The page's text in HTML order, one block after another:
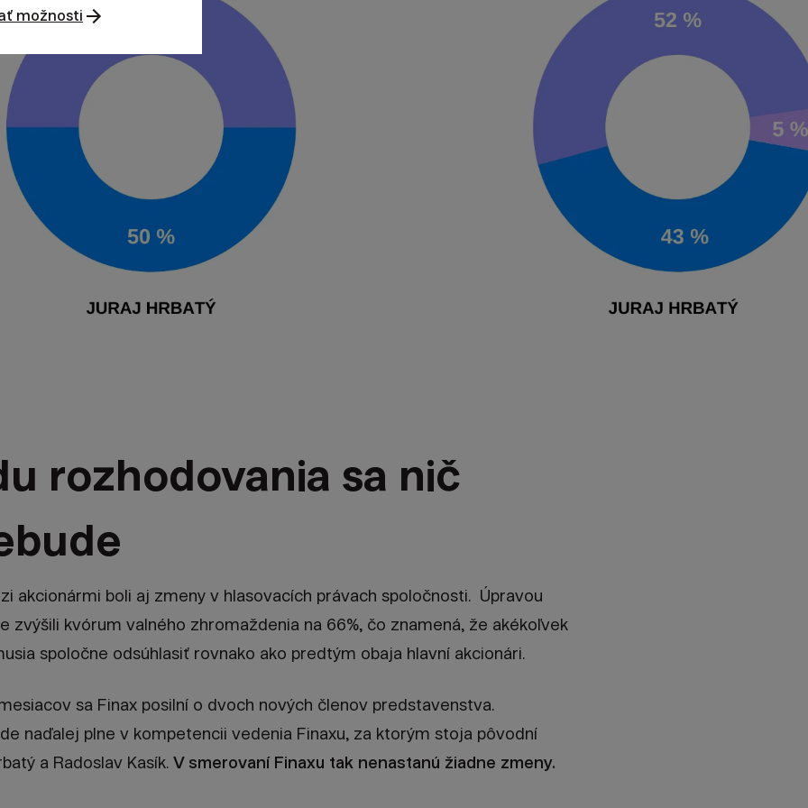
rozhodovania sa nič
akcionármi boli aj zmeny v hlasovacích právach spoločnosti. Úpravou
zvýšili kvórum valného zhromaždenia na 66%, čo znamená, že akékoľvek
spoločne odsúhlasiť rovnako ako predtým obaja hlavní akcionári.
sa Finax posilní o dvoch nových členov predstavenstva.
naďalej plne v kompetencii vedenia Finaxu, za ktorým stoja pôvodní
a Radoslav Kasík. V smerovaní Finaxu tak nenastanú žiadne zmeny.
možnosti